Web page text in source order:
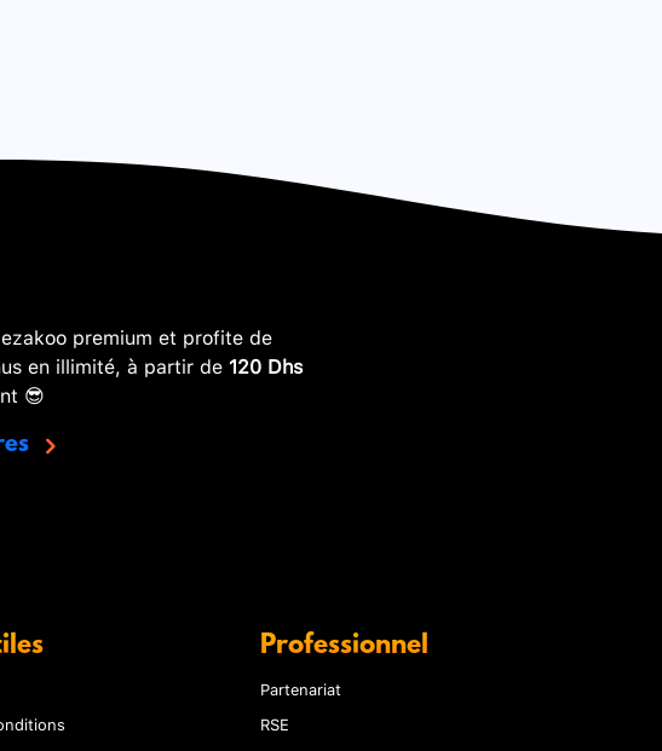
premium et profite de
en illimité, à partir de 120 Dhs
😎
Professionnel
Partenariat
RSE